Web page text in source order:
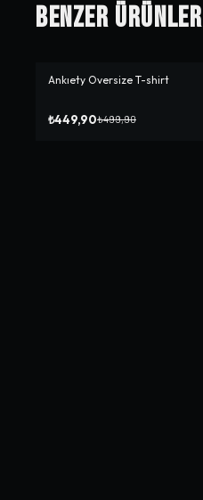
Benzer Ürünler
-%10
Ankıety Oversize T-shirt
₺449,90₺499,90